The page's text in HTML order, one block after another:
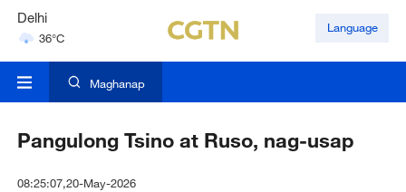
Delhi
36°C
Hyderabad
Language
Maghanap
Pangulong Tsino at Ruso, nag-usap
08:25:07,20-May-2026